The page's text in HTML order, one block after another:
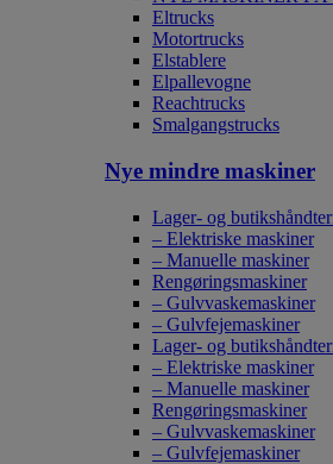
Eltrucks
Motortrucks
Elstablere
Elpallevogne
Reachtrucks
Smalgangstrucks
Nye mindre maskiner
Lager- og
– Elektriske maskiner
– Manuelle maskiner
Rengøringsmaskiner
– Gulvvaskemaskiner
– Gulvfejemaskiner
Lager- og
– Elektriske maskiner
– Manuelle maskiner
Rengøringsmaskiner
– Gulvvaskemaskiner
– Gulvfejemaskiner